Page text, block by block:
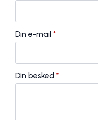
Din e-mail *
Din besked *